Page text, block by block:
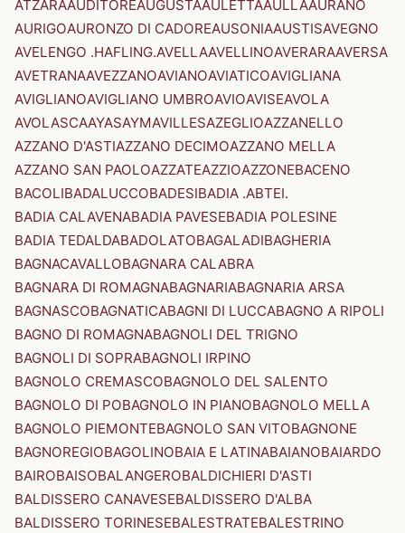
ATZARAAUDITOREAUGUSTAAULETTAAULLAAURANO
AURIGOAURONZO DI CADOREAUSONIAAUSTISAVEGNO
AVELENGO .HAFLING.AVELLAAVELLINOAVERARAAVERSA
AVETRANAAVEZZANOAVIANOAVIATICOAVIGLIANA
AVIGLIANOAVIGLIANO UMBROAVIOAVISEAVOLA
AVOLASCAAYASAYMAVILLESAZEGLIOAZZANELLO
AZZANO D'ASTIAZZANO DECIMOAZZANO MELLA
AZZANO SAN PAOLOAZZATEAZZIOAZZONEBACENO
BACOLIBADALUCCOBADESIBADIA .ABTEI.
BADIA CALAVENABADIA PAVESEBADIA POLESINE
BADIA TEDALDABADOLATOBAGALADIBAGHERIA
BAGNACAVALLOBAGNARA CALABRA
BAGNARA DI ROMAGNABAGNARIABAGNARIA ARSA
BAGNASCOBAGNATICABAGNI DI LUCCABAGNO A RIPOLI
BAGNO DI ROMAGNABAGNOLI DEL TRIGNO
BAGNOLI DI SOPRABAGNOLI IRPINO
BAGNOLO CREMASCOBAGNOLO DEL SALENTO
BAGNOLO DI POBAGNOLO IN PIANOBAGNOLO MELLA
BAGNOLO PIEMONTEBAGNOLO SAN VITOBAGNONE
BAGNOREGIOBAGOLINOBAIA E LATINABAIANOBAIARDO
BAIROBAISOBALANGEROBALDICHIERI D'ASTI
BALDISSERO CANAVESEBALDISSERO D'ALBA
BALDISSERO TORINESEBALESTRATEBALESTRINO